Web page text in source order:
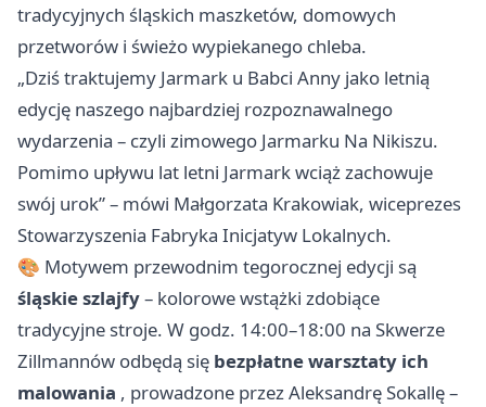
tradycyjnych śląskich maszketów, domowych
przetworów i świeżo wypiekanego chleba.
„Dziś traktujemy Jarmark u Babci Anny jako letnią
edycję naszego najbardziej rozpoznawalnego
wydarzenia – czyli zimowego Jarmarku Na Nikiszu.
Pomimo upływu lat letni Jarmark wciąż zachowuje
swój urok” – mówi Małgorzata Krakowiak, wiceprezes
Stowarzyszenia Fabryka Inicjatyw Lokalnych.
🎨 Motywem przewodnim tegorocznej edycji są
śląskie szlajfy– kolorowe wstążki zdobiące
tradycyjne stroje. W godz. 14:00–18:00 na Skwerze
Zillmannów odbędą się bezpłatne warsztaty ich
malowania , prowadzone przez Aleksandrę Sokallę –